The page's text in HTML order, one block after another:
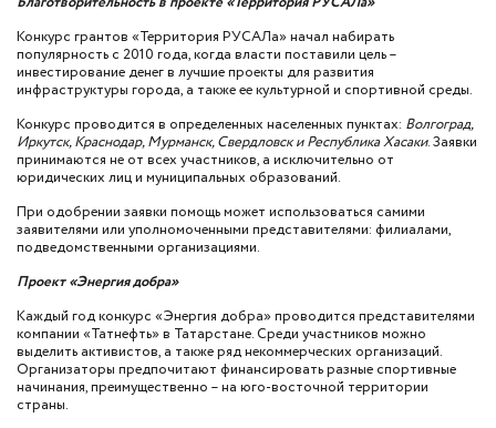
Конкурс грантов «Территория РУСАЛа» начал набирать
популярность с 2010 года, когда власти поставили цель –
инвестирование денег в лучшие проекты для развития
инфраструктуры города, а также ее культурной и спортивной среды.
Конкурс проводится в определенных населенных пунктах: Волгоград,
Иркутск, Краснодар, Мурманск, Свердловск и Республика Хасаки. Заявки
принимаются не от всех участников, а исключительно от
юридических лиц и муниципальных образований.
При одобрении заявки помощь может использоваться самими
заявителями или уполномоченными представителями: филиалами,
подведомственными организациями.
Проект «Энергия добра»
Каждый год конкурс «Энергия добра» проводится представителями
компании «Татнефть» в Татарстане. Среди участников можно
выделить активистов, а также ряд некоммерческих организаций.
Организаторы предпочитают финансировать разные спортивные
начинания, преимущественно – на юго-восточной территории
страны.